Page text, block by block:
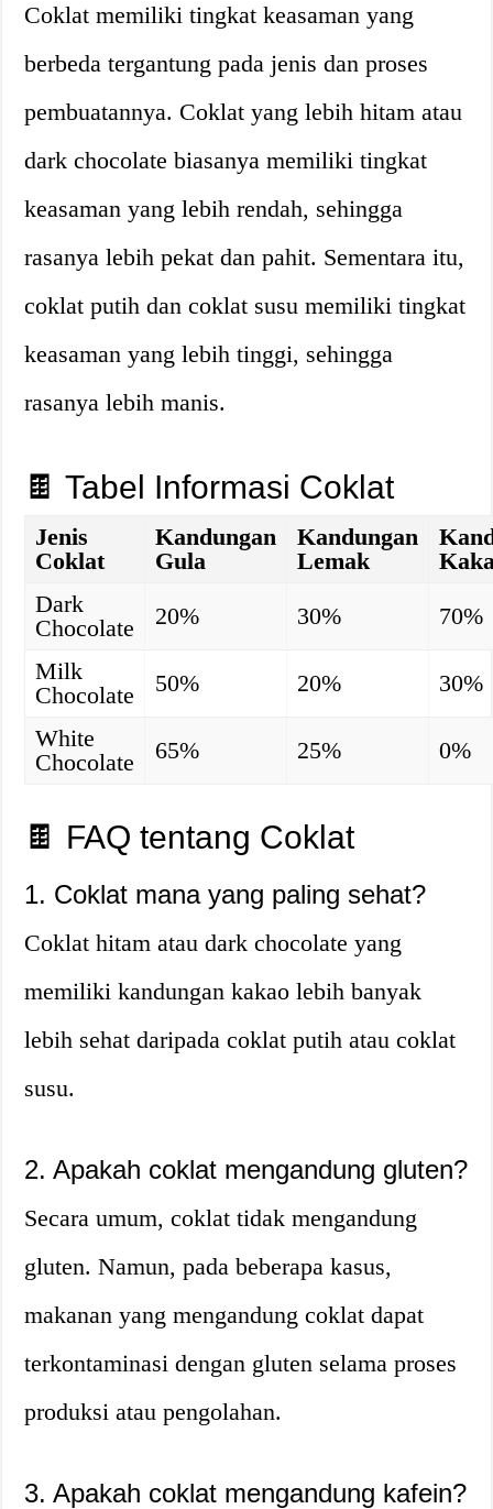
Coklat memiliki tingkat keasaman yang
berbeda tergantung pada jenis dan proses
pembuatannya. Coklat yang lebih hitam atau
dark chocolate biasanya memiliki tingkat
keasaman yang lebih rendah, sehingga
rasanya lebih pekat dan pahit. Sementara itu,
coklat putih dan coklat susu memiliki tingkat
keasaman yang lebih tinggi, sehingga
rasanya lebih manis.
🍫 Tabel Informasi Coklat
Jenis
Coklat
Kandungan
Gula
Kandungan
Lemak
Dark
Chocolate
20% 30%
70%
Milk
Chocolate
50% 20%
30%
White
Chocolate
65% 25% 0%
🍫 FAQ tentang Coklat
1. Coklat mana yang paling sehat?
Coklat hitam atau dark chocolate yang
memiliki kandungan kakao lebih banyak
lebih sehat daripada coklat putih atau coklat
susu.
2. Apakah coklat mengandung gluten?
Secara umum, coklat tidak mengandung
gluten. Namun, pada beberapa kasus,
makanan yang mengandung coklat dapat
terkontaminasi dengan gluten selama proses
produksi atau pengolahan.
3. Apakah coklat mengandung kafein?